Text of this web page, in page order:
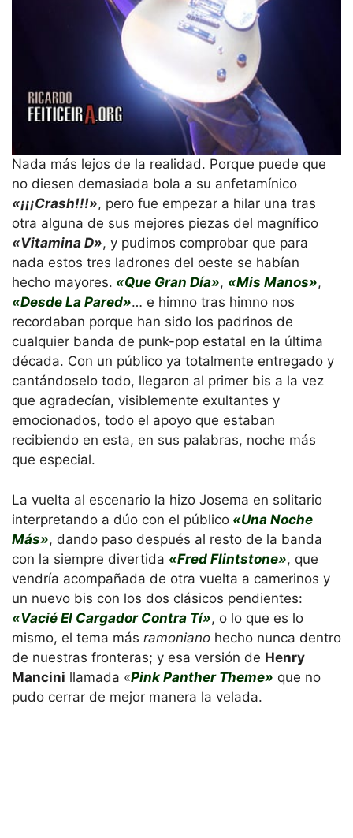
Nada más lejos de la realidad. Porque puede que
no diesen demasiada bola a su anfetamínico
«¡¡¡Crash!!!», pero fue empezar a hilar una tras
otra alguna de sus mejores piezas del magnífico
«Vitamina D», y pudimos comprobar que para
nada estos tres ladrones del oeste se habían
hecho mayores. «Que Gran Día», «Mis Manos»,
«Desde La Pared»… e himno tras himno nos
recordaban porque han sido los padrinos de
cualquier banda de punk-pop estatal en la última
década. Con un público ya totalmente entregado y
cantándoselo todo, llegaron al primer bis a la vez
que agradecían, visiblemente exultantes y
emocionados, todo el apoyo que estaban
recibiendo en esta, en sus palabras, noche más
que especial.
La vuelta al escenario la hizo Josema en solitario
interpretando a dúo con el público «Una Noche
Más», dando paso después al resto de la banda
con la siempre divertida «Fred Flintstone», que
vendría acompañada de otra vuelta a camerinos y
un nuevo bis con los dos clásicos pendientes:
«Vacié El Cargador Contra Tí», o lo que es lo
mismo, el tema más ramoniano hecho nunca dentro
de nuestras fronteras; y esa versión de Henry
Mancini llamada «Pink Panther Theme» que no
pudo cerrar de mejor manera la velada.